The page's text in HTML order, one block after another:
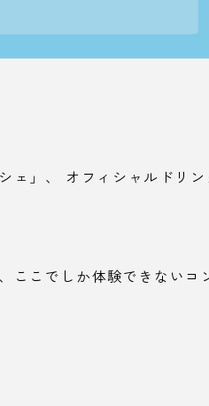
ェ」、 オフィシャルドリ
ここでしか体験できないコ